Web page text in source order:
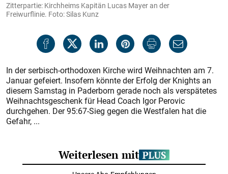
Zitterpartie: Kirchheims Kapitän Lucas Mayer an der
Freiwurflinie. Foto: Silas Kunz
In der serbisch-orthodoxen Kirche wird Weihnachten am 7.
Januar gefeiert. Insofern könnte der Erfolg der Knights an
diesem Samstag in Paderborn gerade noch als verspätetes
Weihnachtsgeschenk für Head Coach Igor Perovic
durchgehen. Der 95:67-Sieg gegen die Westfalen hat die
Gefahr, ...